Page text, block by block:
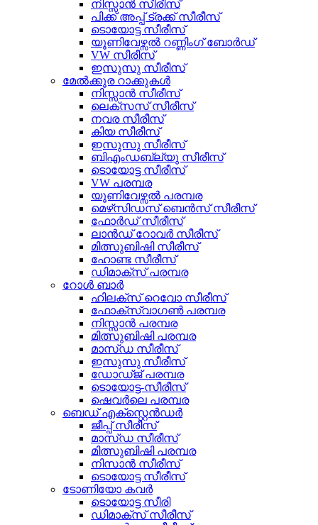
നിസ്സാൻ സീരീസ്
പിക്ക് അപ്പ് ട്രക്ക് സീരീസ്
ടൊയോട്ട സീരീസ്
യൂണിവേഴ്സൽ റണ്ണിംഗ് ബോർഡ്
VW സീരീസ്
ഇസുസു സീരീസ്
മേൽക്കൂര റാക്കുകൾ
നിസ്സാൻ സീരീസ്
ലെക്സസ് സീരീസ്
നവര സീരീസ്
കിയ സീരീസ്
ഇസുസു സീരീസ്
ബിഎംഡബ്ല്യു സീരീസ്
ടൊയോട്ട സീരീസ്
VW പരമ്പര
യൂണിവേഴ്സൽ പരമ്പര
മെഴ്‌സിഡസ് ബെൻസ് സീരീസ്
ഫോർഡ് സീരീസ്
ലാൻഡ് റോവർ സീരീസ്
മിത്സുബിഷി സീരീസ്
ഹോണ്ട സീരീസ്
ഡിമാക്സ് പരമ്പര
റോൾ ബാർ
ഹിലക്സ് റെവോ സീരീസ്
ഫോക്‌സ്‌വാഗൺ പരമ്പര
നിസ്സാൻ പരമ്പര
മിത്സുബിഷി പരമ്പര
മാസ്ഡ സീരീസ്
ഇസുസു സീരീസ്
ഡോഡ്ജ് പരമ്പര
ടൊയോട്ട-സീരീസ്
ഷെവർലെ പരമ്പര
ബെഡ് എക്സ്റ്റെൻഡർ
ജീപ്പ് സീരീസ്
മാസ്ഡ സീരീസ്
മിത്സുബിഷി പരമ്പര
നിസാൻ സീരീസ്
ടൊയോട്ട സീരീസ്
ടോണിയോ കവർ
ടൊയോട്ട സീരി
ഡിമാക്സ് സീരീസ്